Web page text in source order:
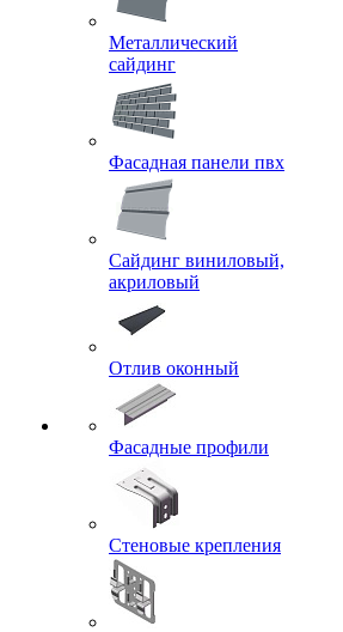
Металлический
сайдинг
Фасадная панели пвх
Сайдинг виниловый,
акриловый
Отлив оконный
Фасадные профили
Стеновые крепления